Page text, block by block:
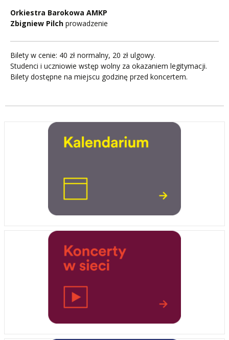
Orkiestra Barokowa AMKP
Zbigniew Pilch prowadzenie
Bilety w cenie: 40 zł normalny, 20 zł ulgowy.
Studenci i uczniowie wstęp wolny za okazaniem legitymacji.
Bilety dostępne na miejscu godzinę przed koncertem.